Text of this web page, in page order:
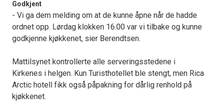
Godkjent
- Vi ga dem melding om at de kunne åpne når de hadde
ordnet opp. Lørdag klokken 16.00 var vi tilbake og kunne
godkjenne kjøkkenet, sier Berendtsen.
Mattilsynet kontrollerte alle serveringsstedene i
Kirkenes i helgen. Kun Turisthotellet ble stengt, men Rica
Arctic hotell fikk også påpakning for dårlig renhold på
kjøkkenet.